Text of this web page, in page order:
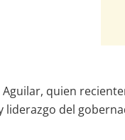
quien
liderazgo del